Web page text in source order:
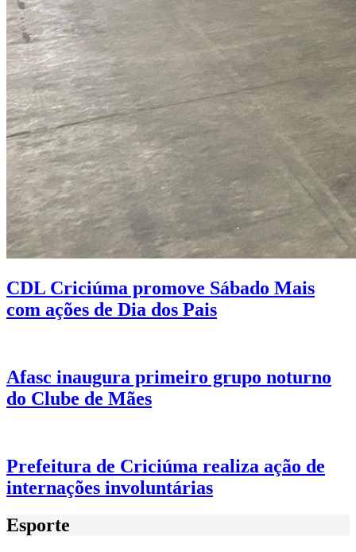
CDL Criciúma promove Sábado Mais
com ações de Dia dos Pais
Afasc inaugura primeiro grupo noturno
do Clube de Mães
Prefeitura de Criciúma realiza ação de
internações involuntárias
Esporte